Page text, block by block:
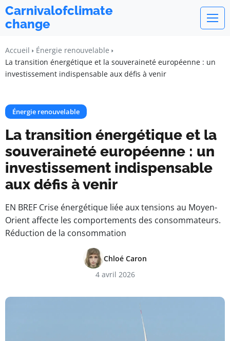
Carnivalofclimate
change
Accueil
Énergie renouvelable
La transition énergétique et la souveraineté européenne : un
investissement indispensable aux défis à venir
Énergie renouvelable
La transition énergétique et la
souveraineté européenne : un
investissement indispensable
aux défis à venir
EN BREF Crise énergétique liée aux tensions au Moyen-
Orient affecte les comportements des consommateurs.
Réduction de la consommation
Chloé Caron
4 avril 2026